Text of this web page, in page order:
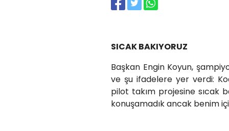
SICAK BAKIYORUZ
Başkan Engin Koyun,
ve şu ifadelere yer verdi:
pilot takım projesine sıcak
konuşamadık ancak benim